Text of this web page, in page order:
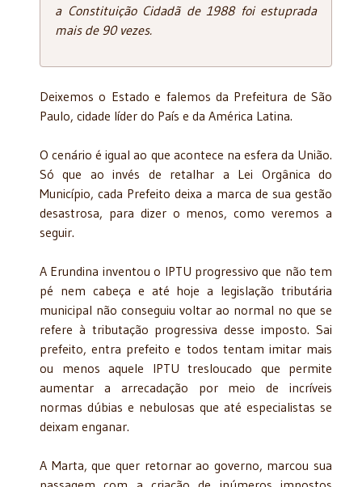
a Constituição Cidadã de 1988 foi estuprada
mais de 90 vezes.
Deixemos o Estado e falemos da Prefeitura de São
Paulo, cidade líder do País e da América Latina.
O cenário é igual ao que acontece na esfera da União.
Só que ao invés de retalhar a Lei Orgânica do
Município, cada Prefeito deixa a marca de sua gestão
desastrosa, para dizer o menos, como veremos a
seguir.
A Erundina inventou o IPTU progressivo que não tem
pé nem cabeça e até hoje a legislação tributária
municipal não conseguiu voltar ao normal no que se
refere à tributação progressiva desse imposto. Sai
prefeito, entra prefeito e todos tentam imitar mais
ou menos aquele IPTU tresloucado que permite
aumentar a arrecadação por meio de incríveis
normas dúbias e nebulosas que até especialistas se
deixam enganar.
A Marta, que quer retornar ao governo, marcou sua